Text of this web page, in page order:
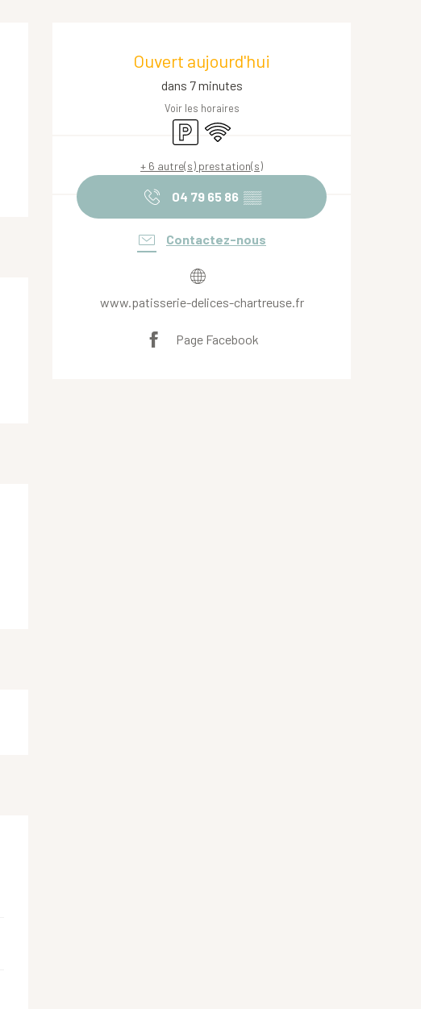
Ouverture et coordonnées
Ouvert aujourd'hui
dans 7 minutes
Voir les horaires
ParkingWiFi
+ 6 autre(s) prestation(s)
04 79 65 86 ▒▒
Contactez-nous
www.patisserie-delices-chartreuse.fr
Page Facebook